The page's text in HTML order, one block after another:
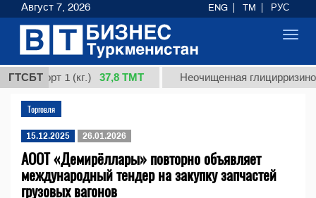
ГТСБТсорт 1 (кг.) 37,8 ТМТ Неочищенная
Торговля
15.12.2025 26.01.2026
АООТ «Демирёллары» повторно объявляет
международный тендер на закупку запчастей
грузовых вагонов
Август 7, 2026 ENG TM РУС